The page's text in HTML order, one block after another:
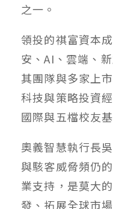
之一。
領投的祺富資本
安、AI、雲端、
其團隊與多家上
科技與策略投資
國際與五檔校友
奧義智慧執行長
與駭客威脅頻仍
業支持，是莫大
發、拓展全球市